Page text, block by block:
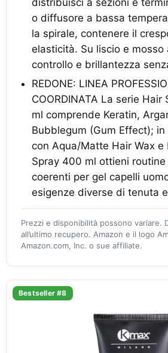
distribuisci a sezioni e
o diffusore a bassa
la spirale, contenere il
elasticità. Su liscio e mosso
controllo e brillantezza
REDONE: LINEA
COORDINATA La serie
ml comprende Keratin,
Bubblegum (Gum Effect);
con Aqua/Matte Hair Wax e
Spray 400 ml ottieni
coerenti per gel capelli
esigenze diverse di tenuta
Prezzi e disponibilità possono variare.
all’ultimo recupero. Amazon e il logo
Amazon.com, Inc. o sue affiliate.
Bestseller #8